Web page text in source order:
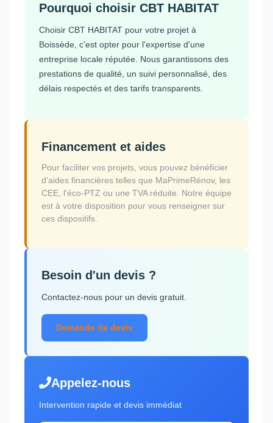
Pourquoi choisir CBT HABITAT
Choisir CBT HABITAT pour votre projet à
Boissède, c'est opter pour l'expertise d'une
entreprise locale réputée. Nous garantissons des
prestations de qualité, un suivi personnalisé, des
délais respectés et des tarifs transparents.
Financement et aides
Pour faciliter vos projets, vous pouvez bénéficier
d'aides financières telles que MaPrimeRénov, les
CEE, l'éco-PTZ ou une TVA réduite. Notre équipe
est à votre disposition pour vous renseigner sur
ces dispositifs.
Besoin d'un devis ?
Contactez-nous pour un devis gratuit.
Demande de devis
Appelez-nous
Intervention rapide et devis immédiat